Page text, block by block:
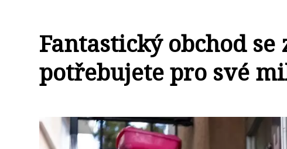
Fantastický obchod se
potřebujete pro své